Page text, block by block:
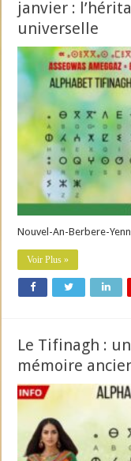
janvier :
universelle
Nouvel-An-Berbere-
Voir Plus »
Le Tifinagh :
mémoire